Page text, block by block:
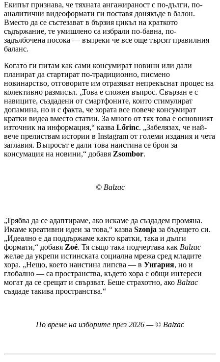
Екипът признава, че тяхната ангажираност с по-дълги, по-
аналитични видеоформати ги поставя донякъде в балон.
Вместо да се състезават в бързия цикъл на краткото
съдържание, те умишлено са избрали по-бавна, по-
задълбочена посока — въпреки че все още търсят правилния
баланс.
Когато ги питам как сами консумират новини или дали
планират да стартират по-традиционно, писмено
новинарство, отговорите им отразяват непрекъснат процес на
колективно размисъл. „Това е сложен въпрос. Свързан е с
навиците, създадени от смартфоните, които стимулират
допамина, но и с факта, че хората все повече консумират
кратки видеа вместо статии. За много от тях това е основният
източник на информация,“ казва Lőrinc. „Забелязах, че най-
вече прелиствам истории в Instagram от големи издания и чета
заглавия. Въпросът е дали това наистина се брои за
консумация на новини,“ добавя Zsombor.
© Balzac
„Трябва да се адаптираме, ако искаме да създадем промяна.
Имаме креативни идеи за това,“ казва Szonja за бъдещето си.
„Идеално е да поддържаме както кратки, така и дълги
формати,“ добавя Zoé. Тя също така подчертава как Balzac
желае да укрепи истинската социална мрежа сред младите
хора. „Нещо, което наистина липсва — в Унгария, но и
глобално — са пространства, където хора с общи интереси
могат да се срещат и свързват. Беше страхотно, ако Balzac
създаде такива пространства.“
По време на изборите през 2026 — © Balzac